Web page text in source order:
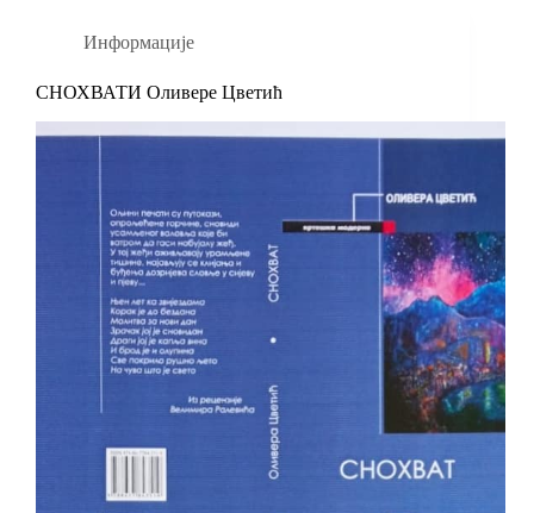
Информације
СНОХВАТИ Оливере Цветић